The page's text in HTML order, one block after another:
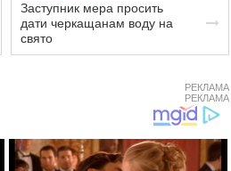
Заступник мера просить
дати черкащанам воду на
свято
РЕКЛАМА
РЕКЛАМА